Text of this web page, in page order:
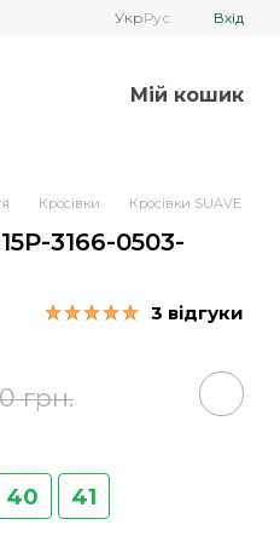
УкрРус Вхід
Мій кошик
Кросівки Кросівки SUAVE
3166-0503-
3 відгуки
грн.
40 41